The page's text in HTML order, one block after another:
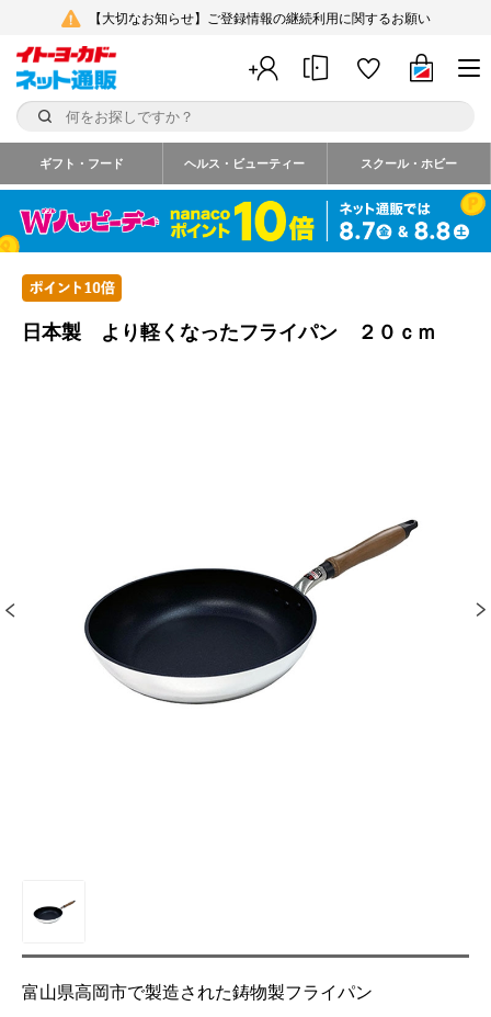
【大切なお知らせ】ご登録情報の継続利用に関するお願い
ギフト・フード ヘルス・ビューティー スクール・ホビー
日本製 より軽くなったフライパン ２０ｃｍ
富山県高岡市で製造された鋳物製フライパン